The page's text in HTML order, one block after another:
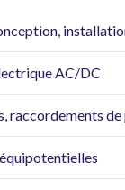
AC/DC
raccordements de